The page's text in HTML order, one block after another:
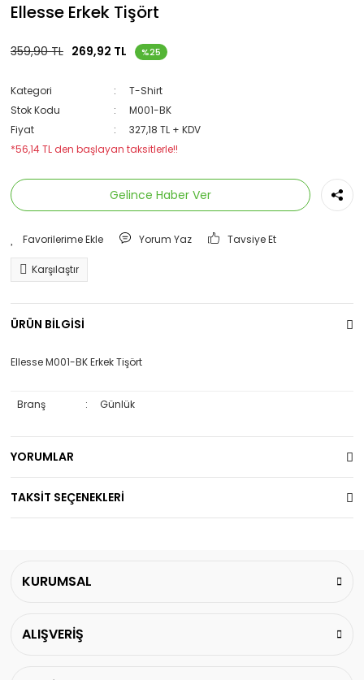
Ellesse Erkek Tişört
359,90 TL 269,92 TL %25
Kategori
T-Shirt
Stok Kodu
M001-BK
Fiyat
327,18 TL + KDV
*56,14 TL den başlayan taksitlerle!!
Gelince Haber Ver
Yorum Yaz Tavsiye Et
Karşılaştır
ÜRÜN BİLGİSİ
Ellesse M001-BK Erkek Tişört
Branş : Günlük
YORUMLAR
TAKSİT SEÇENEKLERİ
KURUMSAL
ALIŞVERİŞ